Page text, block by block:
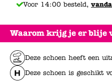
Waarom krijg je er blije
Deze schoen heeft een
Deze schoen is geschikt
Voor 14:00 besteld,